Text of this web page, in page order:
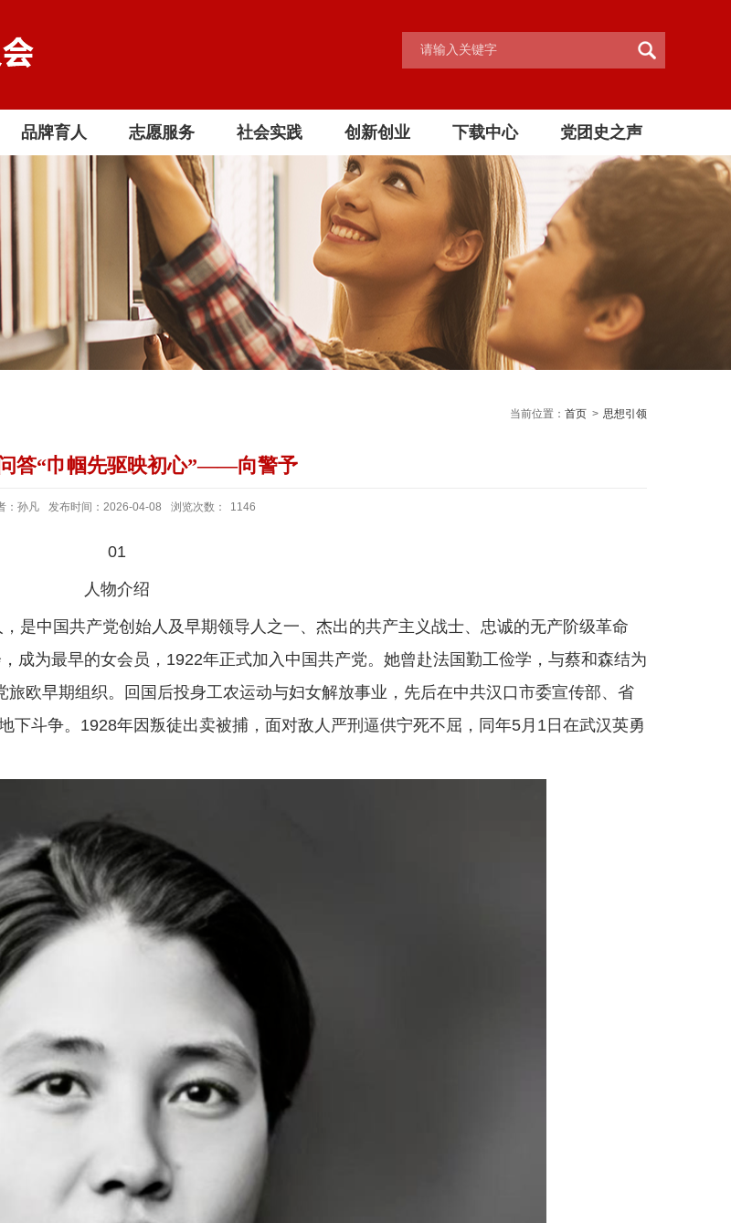
品牌育人 志愿服务 社会实践 创新创业 下载中心 党团史之声
当前位置： 首页 > 思想引领
答“巾帼先驱映初心”——向警予
：孙凡 发布时间：2026-04-08 浏览次数： 1146
01
人物介绍
是中国共产党创始人及早期领导人之一、杰出的共产主义战士、忠诚的无产阶级革命
成为最早的女会员，1922年正式加入中国共产党。她曾赴法国勤工俭学，与蔡和森结为
旅欧早期组织。回国后投身工农运动与妇女解放事业，先后在中共汉口市委宣传部、省
下斗争。1928年因叛徒出卖被捕，面对敌人严刑逼供宁死不屈，同年5月1日在武汉英勇